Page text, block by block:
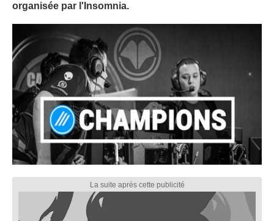
organisée par l'Insomnia.